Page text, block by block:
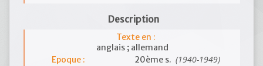
Description
Texte en :
anglais ; allemand
Epoque :
20ème s. (1940-1949)